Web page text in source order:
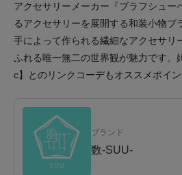
アクセサリーメーカー『ブラフシュー
るアクセサリーを展開する和装小物ブ
手によって作られる繊細なアクセサリ
ふれる唯一無二の世界観が魅力です。
c】とのリンクコーデもオススメポイン
ブランド
数-SUU-